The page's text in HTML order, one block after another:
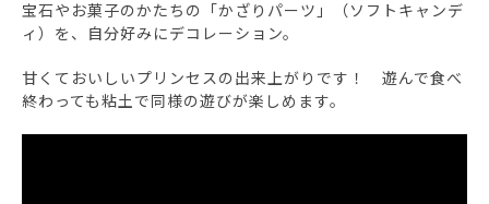
宝石やお菓子のかたちの「かざりパーツ」（ソフトキャンデ
ィ）を、自分好みにデコレーション。
甘くておいしいプリンセスの出来上がりです！ 遊んで食べ
終わっても粘土で同様の遊びが楽しめます。